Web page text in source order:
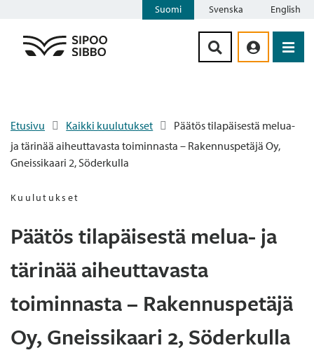
Suomi Svenska English
Etusivu Kaikki kuulutukset
Päätös tilapäisestä melua-
ja tärinää aiheuttavasta toiminnasta – Rakennuspetäjä Oy,
Gneissikaari 2, Söderkulla
Kuulutukset
Päätös tilapäisestä melua- ja
tärinää aiheuttavasta
toiminnasta – Rakennuspetäjä
Oy, Gneissikaari 2, Söderkulla